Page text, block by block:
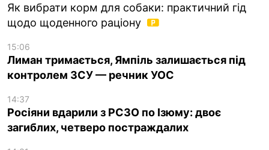
Як вибрати корм для собаки: практичний гід
щодо щоденного раціону
15:06
Лиман тримається, Ямпіль залишається під
контролем ЗСУ — речник УОС
14:37
Росіяни вдарили з РСЗО по Ізюму: двоє
загиблих, четверо постраждалих